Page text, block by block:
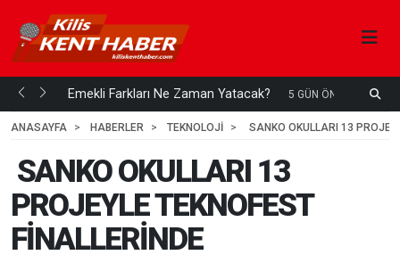
mi... Emekli Farkları Ne Zaman Yatacak? 5 GÜN ÖNCE
ANASAYFA
HABERLER TEKNOLOJİ SANKO OKULLARI 13
SANKO OKULLARI 13
PROJEYLE TEKNOFEST
FİNALLERİNDE